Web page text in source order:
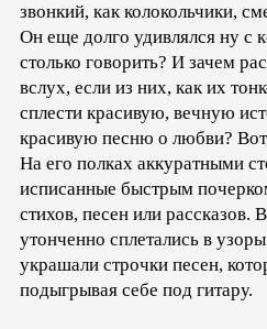
звонкий, как колокольчики,
Он еще долго удивлялся ну с
столько говорить? И зачем
вслух, если из них, как их
сплести красивую, вечную
красивую песню о любви?
На его полках аккуратными
исписанные быстрым
стихов, песен или рассказов.
утонченно сплетались в
украшали строчки песен,
подыгрывая себе под гитару.